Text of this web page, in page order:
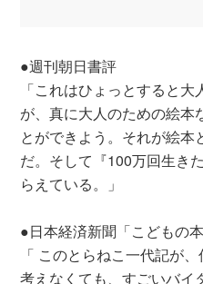
●週刊朝日書評
「これはひょっとすると
が、真に大人のための絵本
とができよう。それが絵
だ。そして『100万回生き
らえている。」
●日本経済新聞「こどもの
「 このとらねこ一代記が
考えなくても、すごいバイ